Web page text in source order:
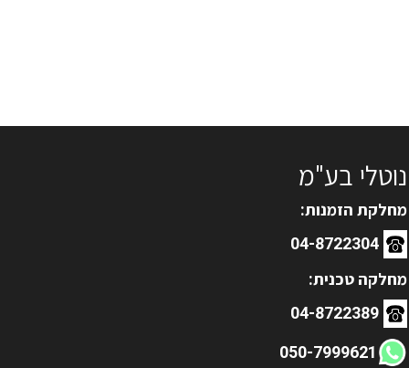
נוטלי בע"מ
מחלקת הזמנות:
04-8722304
מחלקה טכנית:
04-8722389
050-7999621